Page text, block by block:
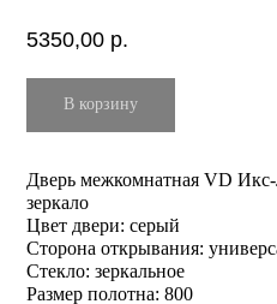
5350,00 р.
В корзину
Дверь межкомнатная VD
зеркало
Цвет двери: серый
Сторона открывания:
Стекло: зеркальное
Размер полотна: 800